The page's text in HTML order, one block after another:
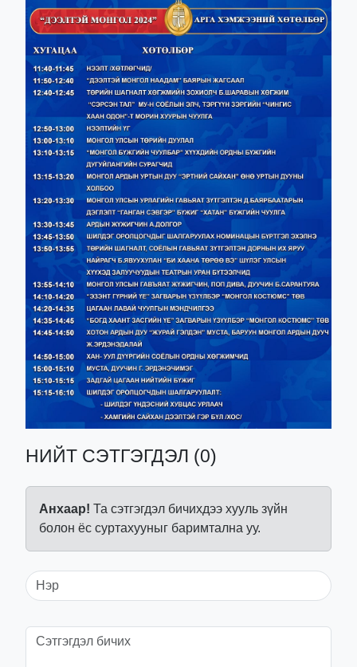
НИЙТ СЭТГЭГДЭЛ (0)
Анхаар! Та сэтгэгдэл бичихдээ хууль зүйн
болон ёс суртахууныг баримтална уу.